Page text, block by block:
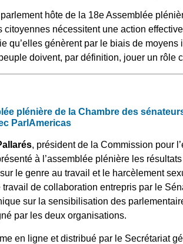
hôte de la 18e Assemblée
nécessitent une action
qu’elles génèrent par le biais de
doivent, par définition, jouer un rôle
plénière de la Chambre des
ParlAmericas
, président de la Commission pour
à l’assemblée plénière les
le genre au travail et le harcèlement
de collaboration entrepris par le
sur la sensibilisation des
par les deux organisations.
en ligne et distribué par le Secrétariat